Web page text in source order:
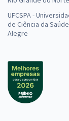
UFCSPA -
de Ciência da
Alegre